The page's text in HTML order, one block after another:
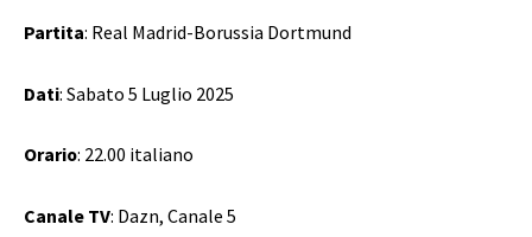
Partita: Real Madrid-Borussia Dortmund
Dati: Sabato 5 Luglio 2025
Orario: 22.00 italiano
Canale TV: Dazn, Canale 5